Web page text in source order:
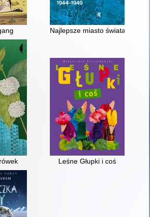
Najlepsze miasto świata :
Leśne Głupki i coś